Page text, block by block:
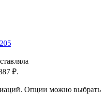
₽.
Опции можно выбрать